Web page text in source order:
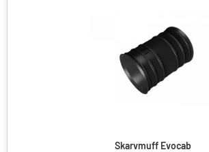
Skarvmuff Evocab